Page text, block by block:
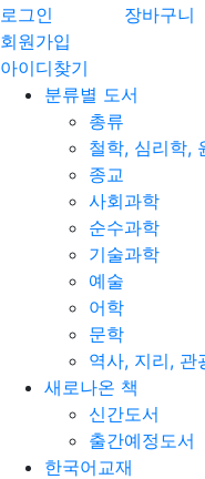
로그인 장바구니
회원가입
아이디찾기
분류별 도서
총류
철학, 심리학,
종교
사회과학
순수과학
기술과학
예술
어학
문학
역사, 지리, 관
새로나온 책
신간도서
출간예정도서
한국어교재